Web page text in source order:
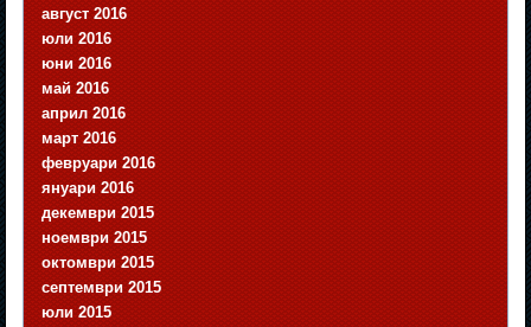
август 2016
юли 2016
юни 2016
май 2016
април 2016
март 2016
февруари 2016
януари 2016
декември 2015
ноември 2015
октомври 2015
септември 2015
юли 2015